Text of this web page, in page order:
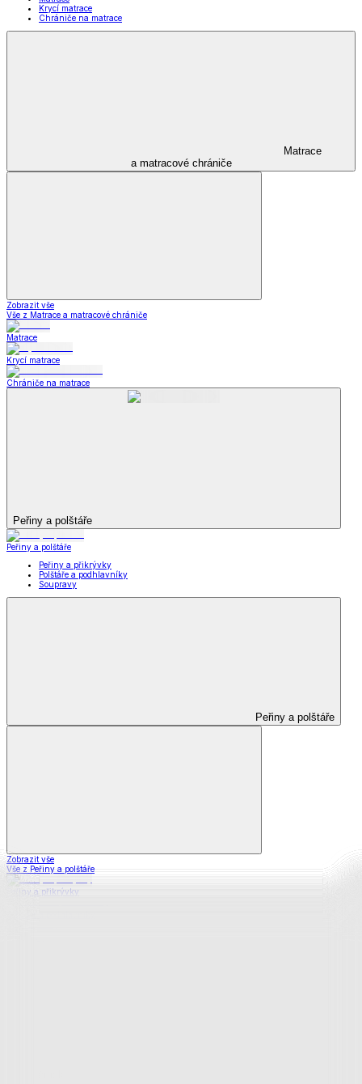
Krycí matrace
Chrániče na matrace
Matrace
a matracové chrániče
Zobrazit vše
Vše z Matrace a matracové chrániče
Matrace
Krycí matrace
Chrániče na matrace
Peřiny a polštáře
Peřiny a polštáře
Peřiny a přikrývky
Polštáře a podhlavníky
Soupravy
Peřiny a polštáře
Zobrazit vše
Vše z Peřiny a polštáře
Peřiny a přikrývky